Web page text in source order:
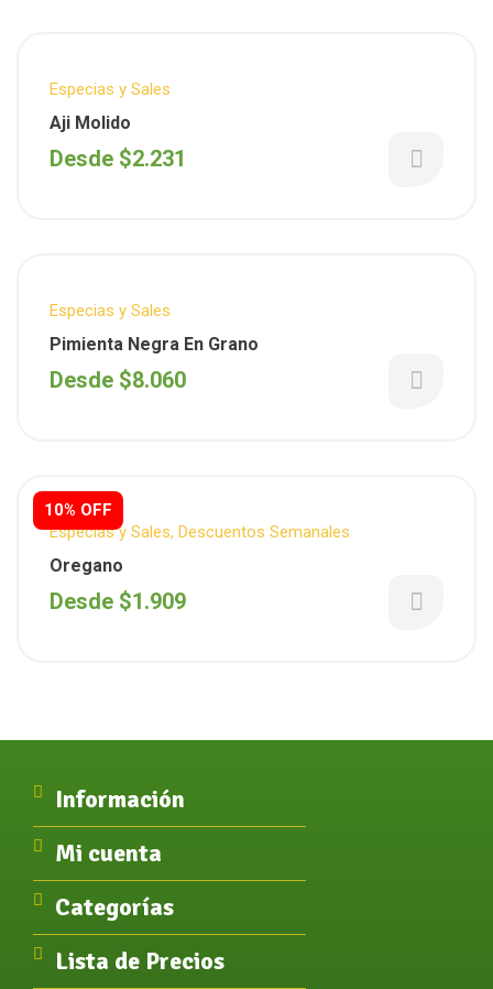
Especias y Sales
Aji Molido
Desde $2.231
Especias y Sales
Pimienta Negra En Grano
Desde $8.060
10% OFF
Especias y Sales, Descuentos Semanales
Oregano
Desde $1.909
Información
Mi cuenta
Categorías
Lista de Precios